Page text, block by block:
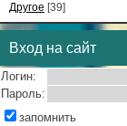
Другое [39]
Вход на сайт
Логин:
Пароль:
запомнить